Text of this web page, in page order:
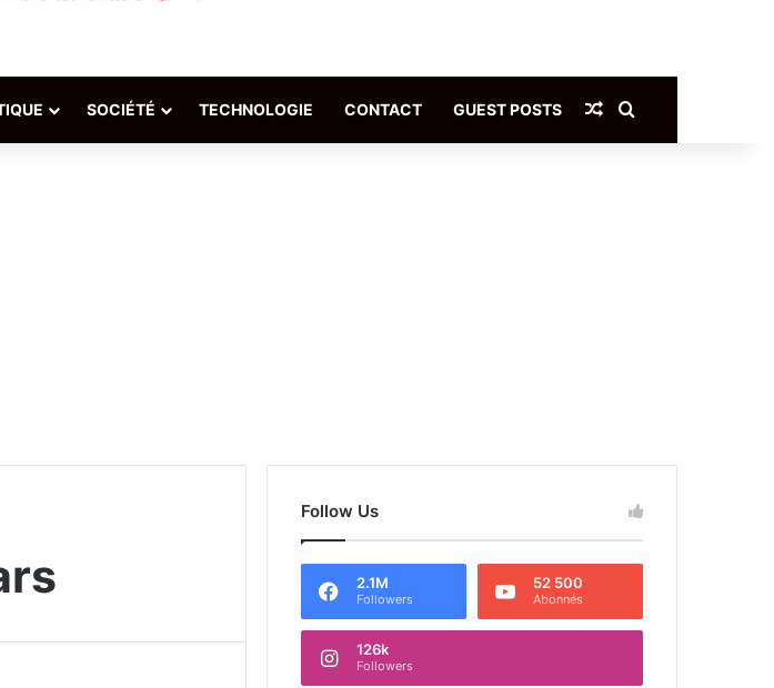
SOCIÉTÉ TECHNOLOGIE CONTACT GUEST POSTS Article Aléatoire
Follow Us
2.1M
Followers
52 500
Abonnés
126k
Followers